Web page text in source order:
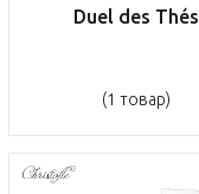
Duel des Thés
(1 товар)